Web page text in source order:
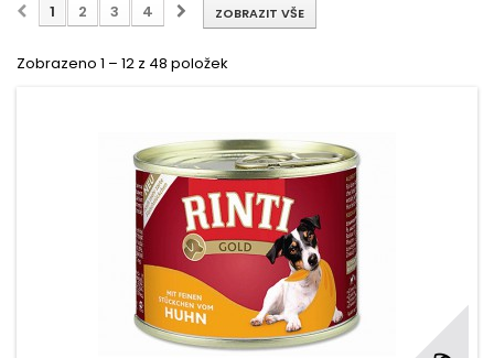
ZOBRAZIT VŠE
1 2 3 4
Zobrazeno 1 – 12 z 48 položek